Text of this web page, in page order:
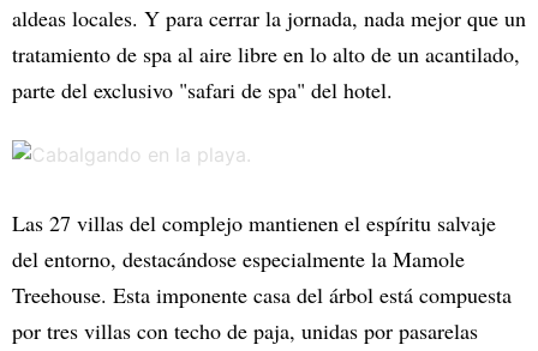
aldeas locales. Y para cerrar la jornada, nada mejor que un
tratamiento de spa al aire libre en lo alto de un acantilado,
parte del exclusivo "safari de spa" del hotel.
Las 27 villas del complejo mantienen el espíritu salvaje
del entorno, destacándose especialmente la Mamole
Treehouse. Esta imponente casa del árbol está compuesta
por tres villas con techo de paja, unidas por pasarelas